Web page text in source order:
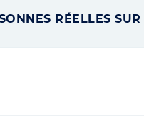
RÉELLES